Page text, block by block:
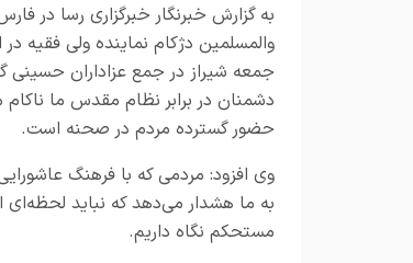
به گزارش خبرنگار خبرگزاری رسا در
والمسلمین دژکام نماینده ولی فقیه
جمعه شیراز در جمع عزاداران حسینی
دشمنان در برابر نظام مقدس ما ناکام
حضور گسترده مردم در صحنه است.
وی افزود: مردمی که با فرهنگ
به ما هشدار می‌دهد که نباید
مستحکم نگاه داریم.